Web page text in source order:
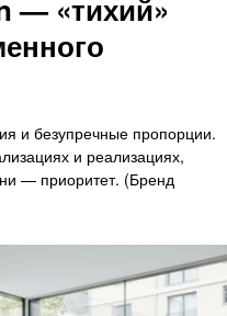
— «тихий»
и безупречные пропорции.
и реализациях,
— приоритет. (Бренд